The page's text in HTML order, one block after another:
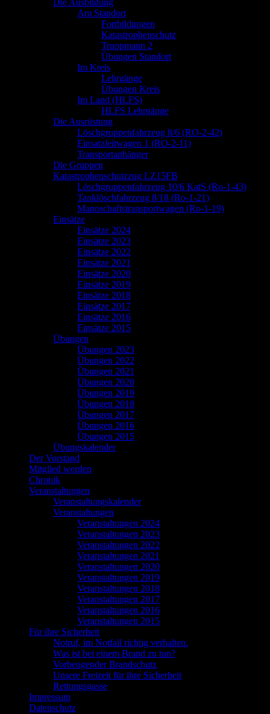
Die Ausbildung
Am Standort
Fortbildungen
Katastrophenschutz
Truppmann 2
Übungen Standort
Im Kreis
Lehrgänge
Übungen Kreis
Im Land (HLFS)
HLFS Lehrgänge
Die Ausrüstung
Löschgruppenfahrzeug 8/6 (RO-2-42)
Einsatzleitwagen 1 (RO-2-11)
Transportanhänger
Die Gruppen
Katastrophenschutzzug LZ15FB
Löschgruppenfahrzeug 10/6 KatS (Ro-1-43)
Tanklöschfahrzeug 8/18 (Ro-1-21)
Mannschaftstransportwagen (Ro-1-19)
Einsätze
Einsätze 2024
Einsätze 2023
Einsätze 2022
Einsätze 2021
Einsätze 2020
Einsätze 2019
Einsätze 2018
Einsätze 2017
Einsätze 2016
Einsätze 2015
Übungen
Übungen 2023
Übungen 2022
Übungen 2021
Übungen 2020
Übungen 2019
Übungen 2018
Übungen 2017
Übungen 2016
Übungen 2015
Übungskalender
Der Vorstand
Mitglied werden
Chronik
Veranstaltungen
Veranstaltungskalender
Veranstaltungen
Veranstaltungen 2024
Veranstaltungen 2023
Veranstaltungen 2022
Veranstaltungen 2021
Veranstaltungen 2020
Veranstaltungen 2019
Veranstaltungen 2018
Veranstaltungen 2017
Veranstaltungen 2016
Veranstaltungen 2015
Für ihre Sicherheit
Notruf, im Notfall richtig verhalten.
Was ist bei einem Brand zu tun?
Vorbeugender Brandschutz
Unsere Freizeit für ihre Sicherheit
Rettungsgasse
Impressum
Datenschutz